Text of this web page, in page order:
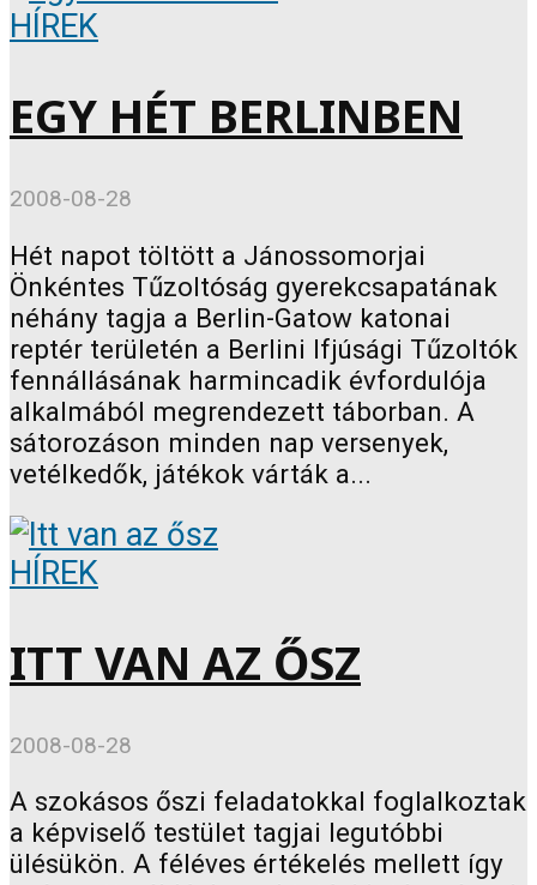
HÍREK
EGY HÉT BERLINBEN
2008-08-28
Hét napot töltött a Jánossomorjai
Önkéntes Tűzoltóság gyerekcsapatának
néhány tagja a Berlin-Gatow katonai
reptér területén a Berlini Ifjúsági Tűzoltók
fennállásának harmincadik évfordulója
alkalmából megrendezett táborban. A
sátorozáson minden nap versenyek,
vetélkedők, játékok várták a...
HÍREK
ITT VAN AZ ŐSZ
2008-08-28
A szokásos őszi feladatokkal foglalkoztak
a képviselő testület tagjai legutóbbi
ülésükön. A féléves értékelés mellett így